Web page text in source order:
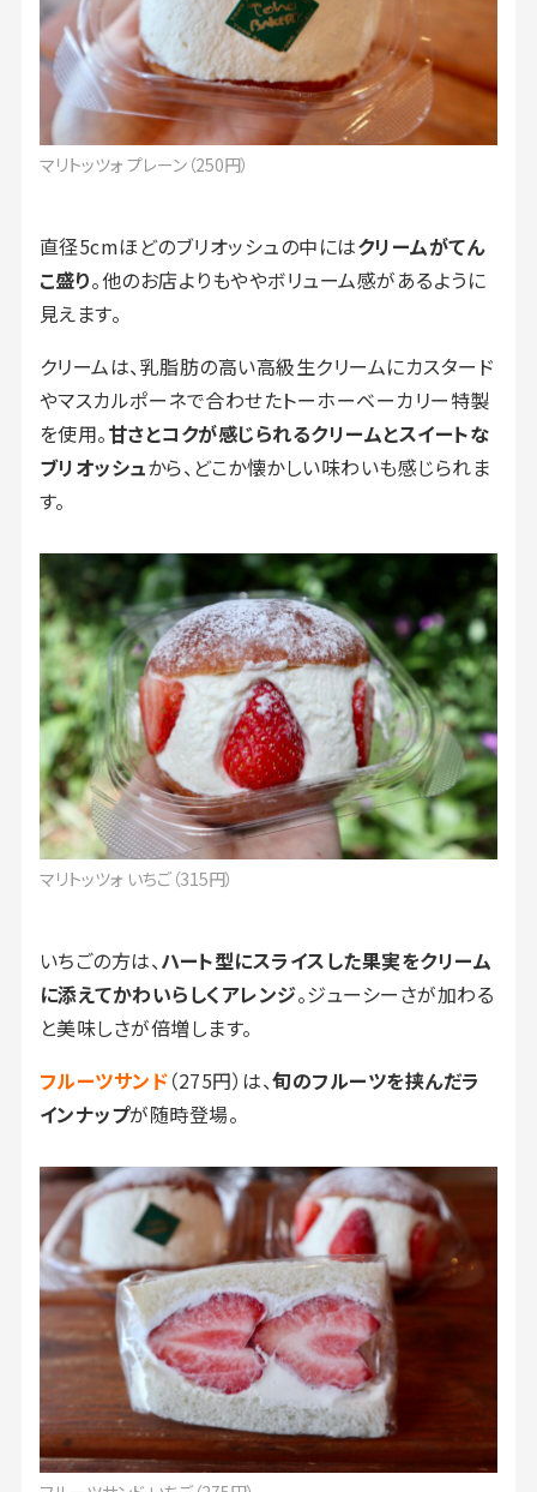
マリトッツォ プレーン（250円）
直径5cmほどのブリオッシュの中にはクリームがてん
こ盛り。他のお店よりもややボリューム感があるように
見えます。
クリームは、乳脂肪の高い高級生クリームにカスタード
やマスカルポーネで合わせたトーホーベーカリー特製
を使用。甘さとコクが感じられるクリームとスイートな
ブリオッシュから、どこか懐かしい味わいも感じられま
す。
マリトッツォ いちご（315円）
いちごの方は、ハート型にスライスした果実をクリーム
に添えてかわいらしくアレンジ。ジューシーさが加わる
と美味しさが倍増します。
フルーツサンド（275円）は、旬のフルーツを挟んだラ
インナップが随時登場。